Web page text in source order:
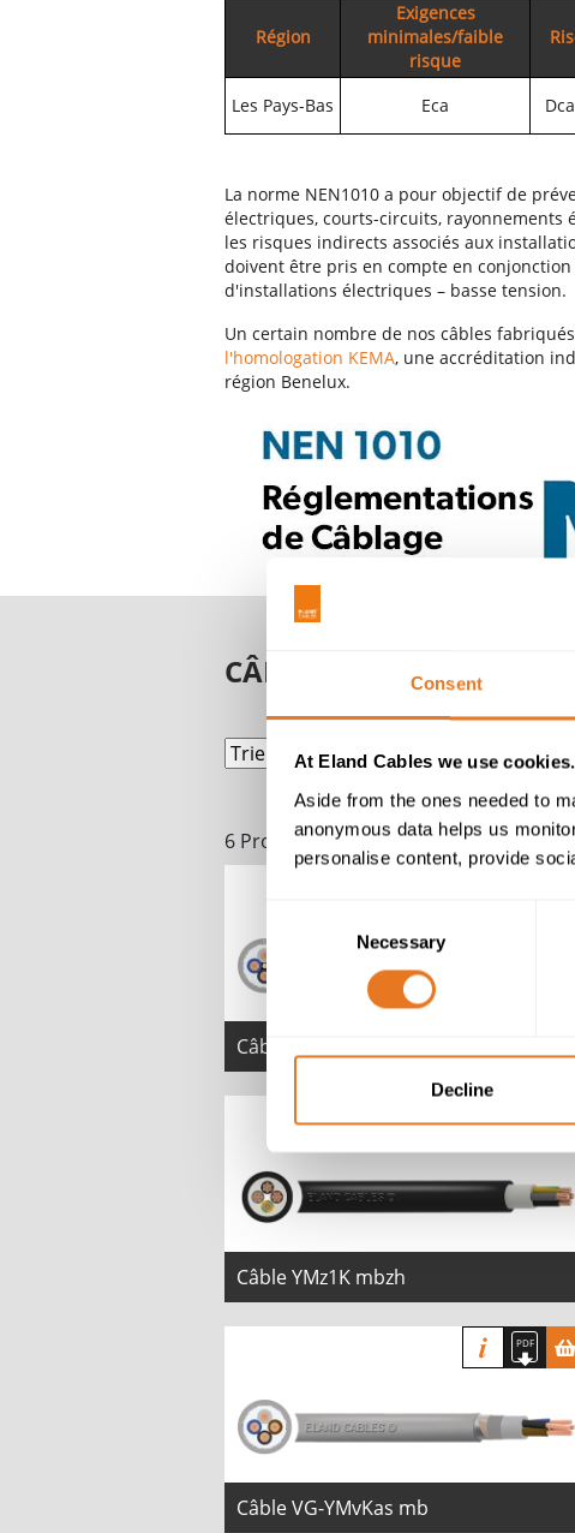
Consent
At Eland Cables we use
Aside from the ones needed to
anonymous data helps us
personalise content, provide
Selection
Necessary
Decline
Région
Exigences
minimales/faible
risque
Les Pays-Bas Eca
La norme NEN1010 a pour objectif de
électriques, courts-circuits,
les risques indirects associés aux
doivent être pris en compte en
d'installations électriques – basse tension.
Un certain nombre de nos câbles
l'homologation KEMA, une accréditation
région Benelux.
CÂBLES NEN1010
6 Produits
Câbles Z1G-YMz1Kas mbzh
Câble YMz1K mbzh
Câble VG-YMvKas mb